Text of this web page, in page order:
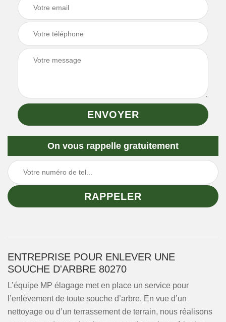
On vous rappelle gratuitement
ENTREPRISE POUR ENLEVER UNE
SOUCHE D'ARBRE 80270
L’équipe MP élagage met en place un service pour
l’enlèvement de toute souche d’arbre. En vue d’un
nettoyage ou d’un terrassement de terrain, nous réalisons